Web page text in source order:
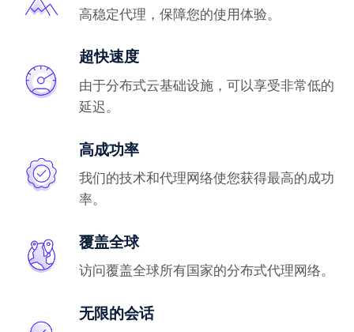
高稳定代理，保障您的使用体验。
超快速度
由于分布式云基础设施，可以享受非常低的
延迟。
高成功率
我们的技术和代理网络使您获得最高的成功
率。
覆盖全球
访问覆盖全球所有国家的分布式代理网络。
无限的会话